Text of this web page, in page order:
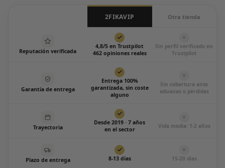
2FIKAVIP Otra tienda
Reputación verificada
4,8/5 en Trustpilot
462 opiniones reales
Sin perfil verificado en
Trustpilot
Garantía de entrega
Entrega 100%
garantizada, sin coste
alguno
Sin cobertura ante
aduanas o pérdidas
Trayectoria
Desde 2019 · 7 años
en el sector
Vida media: 1-2 años
Plazo de entrega 8-13 días 15-20 días